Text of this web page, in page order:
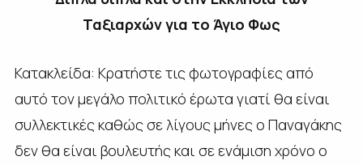
Ταξιαρχών για το Άγιο Φως
Κατακλείδα: Κρατήστε τις φωτογραφίες από
αυτό τον μεγάλο πολιτικό έρωτα γιατί θα είναι
συλλεκτικές καθώς σε λίγους μήνες ο Παναγάκης
δεν θα είναι βουλευτής και σε ενάμιση χρόνο ο